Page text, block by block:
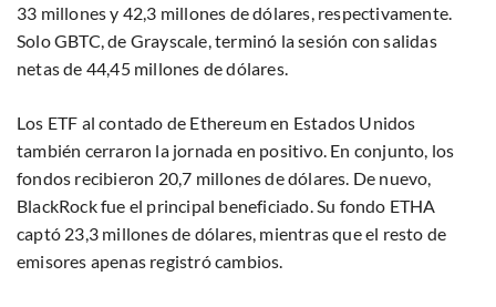
33 millones y 42,3 millones de dólares, respectivamente.
Solo GBTC, de Grayscale, terminó la sesión con salidas
netas de 44,45 millones de dólares.
Los ETF al contado de Ethereum en Estados Unidos
también cerraron la jornada en positivo. En conjunto, los
fondos recibieron 20,7 millones de dólares. De nuevo,
BlackRock fue el principal beneficiado. Su fondo ETHA
captó 23,3 millones de dólares, mientras que el resto de
emisores apenas registró cambios.